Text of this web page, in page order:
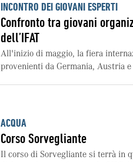
INCONTRO DEI GIOVANI ESPERTI
Confronto tra giovani
dell’IFAT
All'inizio di maggio, la fiera
provenienti da Germania, Austria e
ACQUA
Corso Sorvegliante
Il corso di Sorvegliante si terrà in